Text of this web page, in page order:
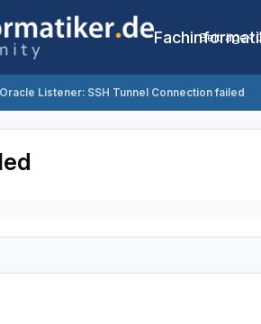
Beiträge
Oracle Listener: SSH Tunnel Connection failed